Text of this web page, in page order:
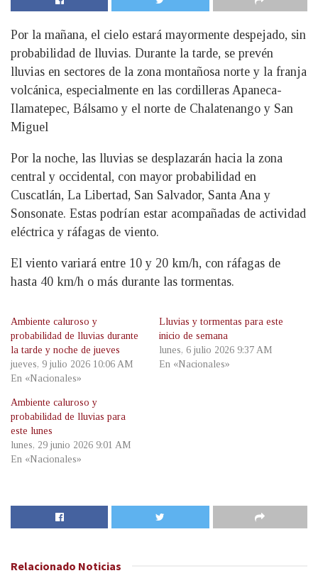
Por la mañana, el cielo estará mayormente despejado, sin
probabilidad de lluvias. Durante la tarde, se prevén
lluvias en sectores de la zona montañosa norte y la franja
volcánica, especialmente en las cordilleras Apaneca-
Ilamatepec, Bálsamo y el norte de Chalatenango y San
Miguel
Por la noche, las lluvias se desplazarán hacia la zona
central y occidental, con mayor probabilidad en
Cuscatlán, La Libertad, San Salvador, Santa Ana y
Sonsonate. Estas podrían estar acompañadas de actividad
eléctrica y ráfagas de viento.
El viento variará entre 10 y 20 km/h, con ráfagas de
hasta 40 km/h o más durante las tormentas.
Ambiente caluroso y
probabilidad de lluvias durante
la tarde y noche de jueves
jueves, 9 julio 2026 10:06 AM
En «Nacionales»
Lluvias y tormentas para este
inicio de semana
lunes, 6 julio 2026 9:37 AM
En «Nacionales»
Ambiente caluroso y
probabilidad de lluvias para
este lunes
lunes, 29 junio 2026 9:01 AM
En «Nacionales»
Relacionado Noticias